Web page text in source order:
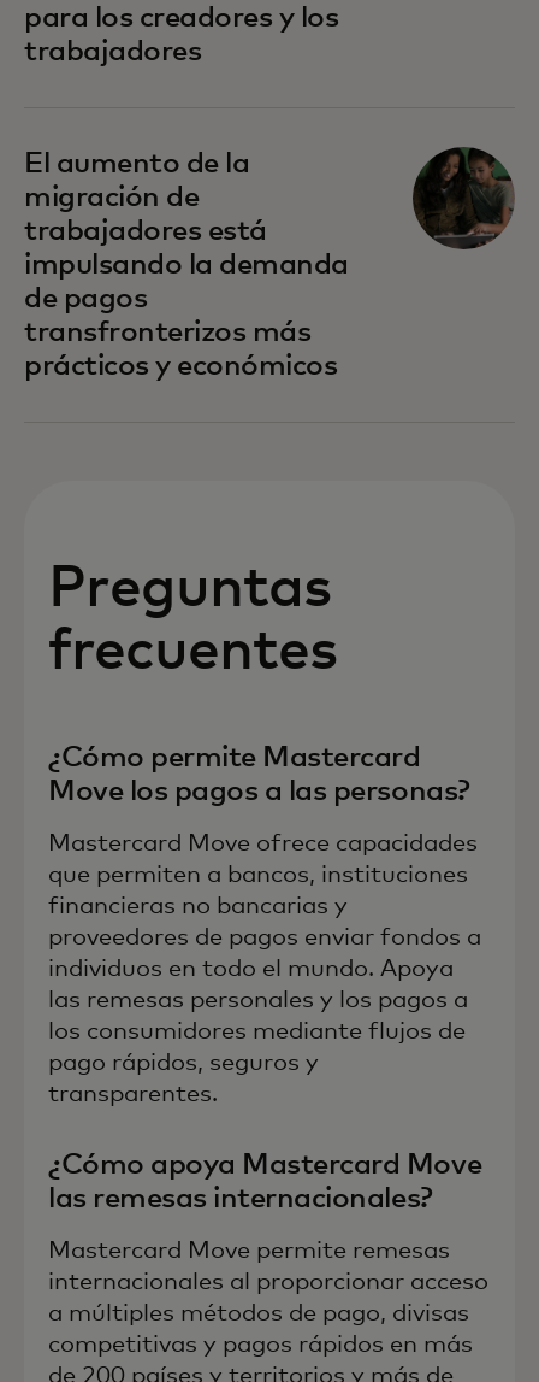
para los creadores y los
trabajadores
El aumento de la
migración de
trabajadores está
impulsando la demanda
de pagos
transfronterizos más
prácticos y económicos
Preguntas
frecuentes
¿Cómo permite Mastercard
Move los pagos a las personas?
Mastercard Move ofrece capacidades
que permiten a bancos, instituciones
financieras no bancarias y
proveedores de pagos enviar fondos a
individuos en todo el mundo. Apoya
las remesas personales y los pagos a
los consumidores mediante flujos de
pago rápidos, seguros y
transparentes.
¿Cómo apoya Mastercard Move
las remesas internacionales?
Mastercard Move permite remesas
internacionales al proporcionar acceso
a múltiples métodos de pago, divisas
competitivas y pagos rápidos en más
de 200 países y territorios y más de